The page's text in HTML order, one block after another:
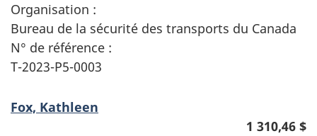
Organisation :
Bureau de la sécurité des transports du Canada
N° de référence :
T-2023-P5-0003
Fox, Kathleen
1 310,46 $